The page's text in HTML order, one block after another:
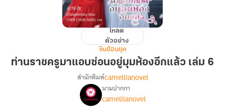
ราชครู
มา
ซ่อน
โหลด
ตัวอย่าง
จีนย้อนยุค
ท่านราชครูมาแอบซ่อนอยู่มุมห้องอีกแล้ว เล่ม 6
เรื่อง
ท่าน
สำนักพิมพ์camellianovel
นามปากกา
camellianovel